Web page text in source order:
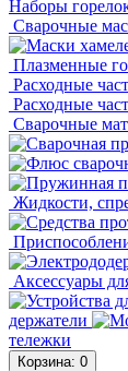
Наборы
Сварочные
Плазменные
Расходные
Расходные
Сварочные
Жидкости,
Аксессуары
держатели
тележки
Корзина: 0